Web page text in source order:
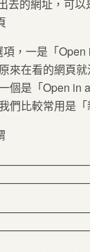
去的網址，可
，一是「Open
來在看的網頁
個是「Open in
們比較常用是「